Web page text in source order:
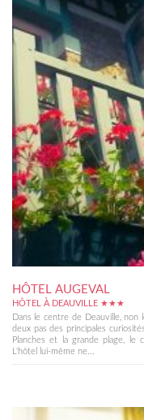
HÔTEL AUGEVAL
HÔTEL À DEAUVILLE ★★★
Dans le centre de Deauville, non
deux pas des principales
Planches et la grande plage, le
L'hôtel lui-même ne...